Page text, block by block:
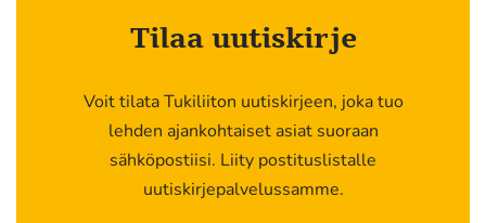
Tilaa uutiskirje
Voit tilata Tukiliiton uutiskirjeen, joka tuo
lehden ajankohtaiset asiat suoraan
sähköpostiisi. Liity postituslistalle
uutiskirjepalvelussamme.